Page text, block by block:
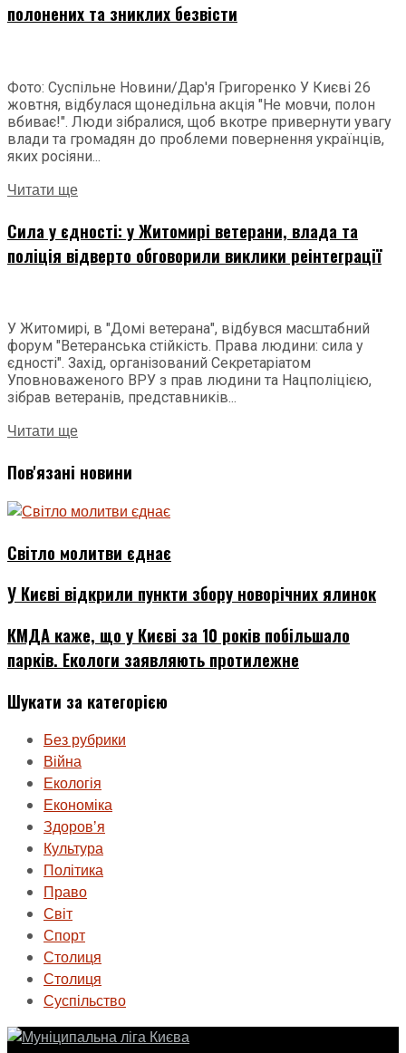
полонених та зниклих безвісти
Фото: Суспільне Новини/Дар'я Григоренко У Києві 26
жовтня, відбулася щонедільна акція "Не мовчи, полон
вбиває!". Люди зібралися, щоб вкотре привернути увагу
влади та громадян до проблеми повернення українців,
яких росіяни...
Читати ще
Сила у єдності: у Житомирі ветерани, влада та
поліція відверто обговорили виклики реінтеграції
У Житомирі, в "Домі ветерана", відбувся масштабний
форум "Ветеранська стійкість. Права людини: сила у
єдності". Захід, організований Секретаріатом
Уповноваженого ВРУ з прав людини та Нацполіцією,
зібрав ветеранів, представників...
Читати ще
Пов'язані новини
Світло молитви єднає
У Києві відкрили пункти збору новорічних ялинок
КМДА каже, що у Києві за 10 років побільшало
парків. Екологи заявляють протилежне
Шукати за категорією
Без рубрики
Війна
Екологія
Економіка
Здоровʼя
Культура
Політика
Право
Світ
Спорт
Столиця
Столиця
Суспільство